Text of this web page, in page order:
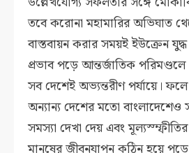
তবে করোনা মহামারির অভিঘাত
বাস্তবায়ন করার সময়ই ইউক্রেন
প্রভাব পড়ে আন্তর্জাতিক
সব দেশেই অভ্যন্তরীণ পর্যায়ে।
অন্যান্য দেশের মতো বাংলাদেশেও
সমস্যা দেখা দেয় এবং